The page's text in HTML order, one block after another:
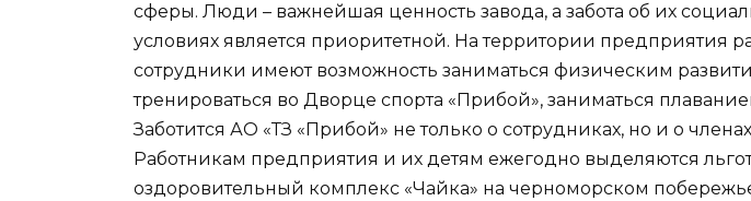
сферы. Люди – важнейшая ценность завода, а забота об их
условиях является приоритетной. На территории предприятия
сотрудники имеют возможность заниматься физическим
тренироваться во Дворце спорта «Прибой», заниматься
Заботится АО «ТЗ «Прибой» не только о сотрудниках, но и о
Работникам предприятия и их детям ежегодно выделяются
оздоровительный комплекс «Чайка» на черноморском